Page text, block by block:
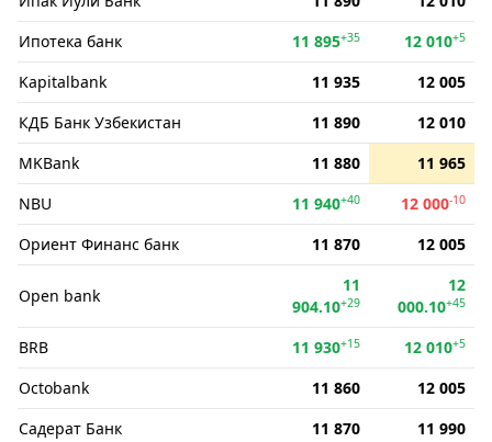
Ипотека банк
11 895+35 12 010+5
Kapitalbank 11 935
12 005
КДБ Банк Узбекистан
11 890
12 010
MKBank
11 880
11 965
NBU
11 940+40 12 000-10
Ориент Финанс банк 11 870 12 005
Open bank
11
904.10+29
12
000.10+45
BRB 11 930+15 12 010+5
Octobank 11 860
12 005
Садерат Банк
11 870
11 990